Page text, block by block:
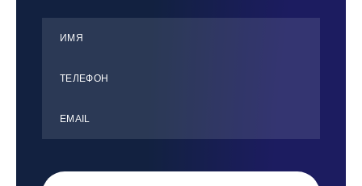
ИМЯ
ТЕЛЕФОН
ЕMАIL